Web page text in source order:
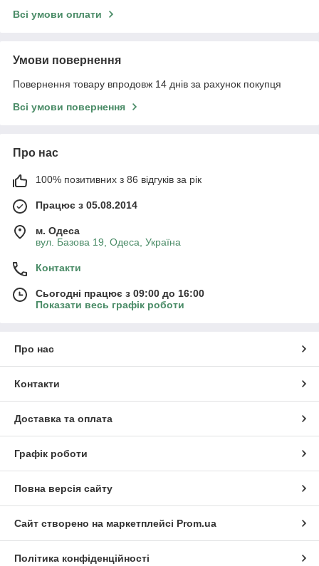
Всі умови оплати
Умови повернення
Повернення товару впродовж 14 днів за рахунок покупця
Всі умови повернення
Про нас
100% позитивних з 86 відгуків за рік
Працює з 05.08.2014
м. Одеса
вул. Базова 19, Одеса, Україна
Контакти
Сьогодні працює з 09:00 до 16:00
Показати весь графік роботи
Про нас
Контакти
Доставка та оплата
Графік роботи
Повна версія сайту
Сайт створено на маркетплейсі Prom.ua
Політика конфіденційності